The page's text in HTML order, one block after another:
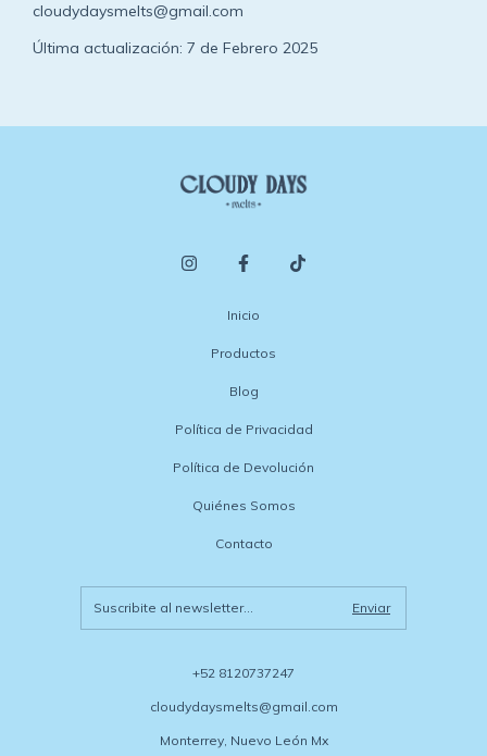
cloudydaysmelts@gmail.com
Última actualización: 7 de Febrero 2025
Inicio
Productos
Blog
Política de Privacidad
Política de Devolución
Quiénes Somos
Contacto
+52 8120737247
cloudydaysmelts@gmail.com
Monterrey, Nuevo León Mx